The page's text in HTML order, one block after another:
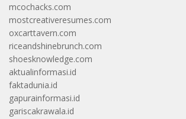
mcochacks.com
mostcreativeresumes.com
oxcarttavern.com
riceandshinebrunch.com
shoesknowledge.com
aktualinformasi.id
faktadunia.id
gapurainformasi.id
gariscakrawala.id